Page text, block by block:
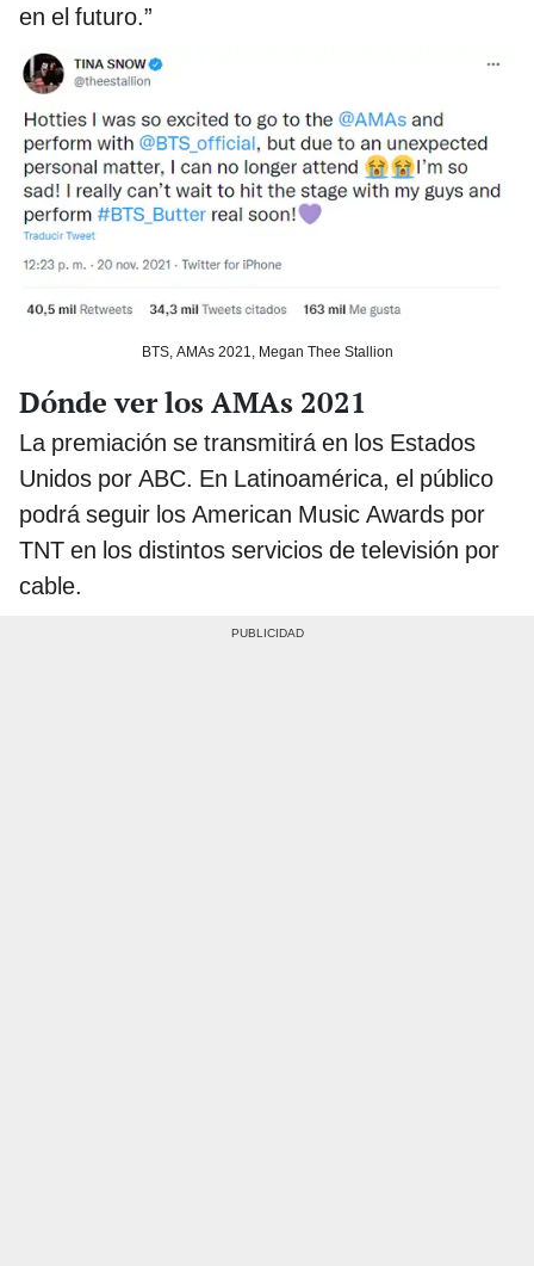
en el futuro.”
BTS, AMAs 2021, Megan Thee Stallion
Dónde ver los AMAs 2021
La premiación se transmitirá en los Estados
Unidos por ABC. En Latinoamérica, el público
podrá seguir los American Music Awards por
TNT en los distintos servicios de televisión por
cable.